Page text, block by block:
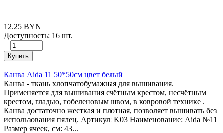
12.25 BYN
Доступность: 16 шт.
+
−
Купить
Канва Aida 11 50*50см цвет белый
Канва - ткань хлопчатобумажная для вышивания.
Применяется для вышивания счётным крестом, несчётным
крестом, гладью, гобеленовым швом, в ковровой технике .
Канва достаточно жесткая и плотная, позволяет вышивать без
использования пялец. Артикул: K03 Наименование: Aida №11
Размер ячеек, см: 43...